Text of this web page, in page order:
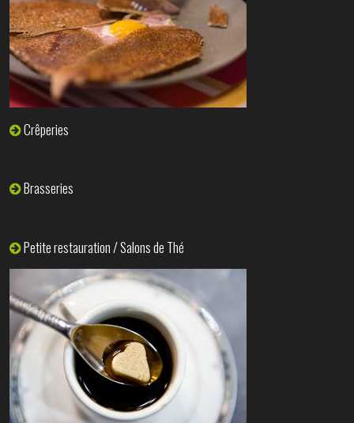
Crêperies
Brasseries
Petite restauration / Salons de Thé